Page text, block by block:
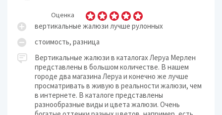
Оценка
вертикальные жалюзи лучше рулонных
стоимость, разница
Вертикальные жалюзи в каталогах Леруа Мерлен
представлены в большом количестве. В нашем
городе два магазина Леруа и конечно же лучше
просматривать в живую в реальности жалюзи, чем
в интернете. В каталоге представлены
разнообразные виды и цвета жалюзи. Очень